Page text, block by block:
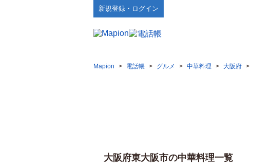
新規登録・ログイン
Mapion > 電話帳 > グルメ > 中華料理 > 大阪府 >
大阪府東大阪市の中華料理一覧